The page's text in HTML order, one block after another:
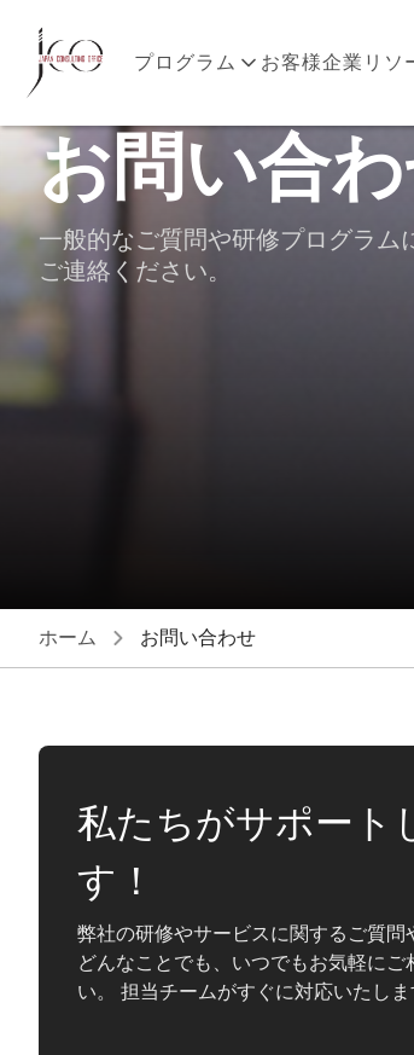
プログラム お客様企業 リソ
お問い合
一般的なご質問や研修プログラム
ご連絡ください。
ホーム お問い合わせ
私たちがサポート
す！
弊社の研修やサービスに関するご質問
どんなことでも、いつでもお気軽にご
い。 担当チームがすぐに対応いたしま